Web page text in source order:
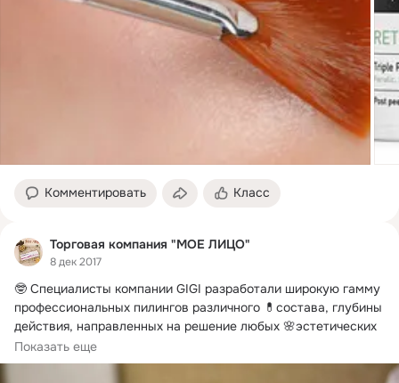
Комментировать Класс
Торговая компания "МОЕ ЛИЦО"
8 дек 2017
🤓 Специалисты компании GIGI разработали широкую гамму
профессиональных пилингов различного 💊состава, глубины
действия, направленных на решение любых 🌸эстетических
проблем.
Показать еще